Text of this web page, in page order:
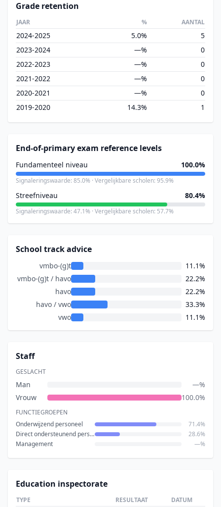
Grade retention
JAAR % AANTAL
2024-2025 5.0%
5
2023-2024
—%
0
2022-2023
—%
0
2021-2022
—%
0
2020-2021
—%
0
2019-2020
14.3% 1
End-of-primary exam reference levels
Fundamenteel niveau 100.0%
Signaleringswaarde: 85.0% · Vergelijkbare scholen: 95.9%
Streefniveau 80.4%
Signaleringswaarde: 47.1% · Vergelijkbare scholen: 57.7%
School track advice
vmbo-(g)t
11.1%
vmbo-(g)t / havo
22.2%
havo
22.2%
havo / vwo
33.3%
vwo
11.1%
Staff
GESLACHT
Man
—%
Vrouw
100.0%
FUNCTIEGROEPEN
Onderwijzend personeel
71.4%
Direct ondersteunend personeel
28.6%
Management
—%
Education inspectorate
TYPE RESULTAAT DATUM